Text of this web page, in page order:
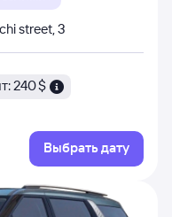
street, 3
240 $
Выбрать дату